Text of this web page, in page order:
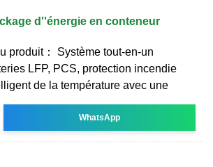
d''énergie en conteneur
produit： Système tout-en-un
LFP, PCS, protection incendie
de la température avec une
WhatsApp